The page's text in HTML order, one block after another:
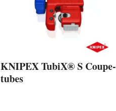
KNIPEX TubiX® S Coupe-
tubes